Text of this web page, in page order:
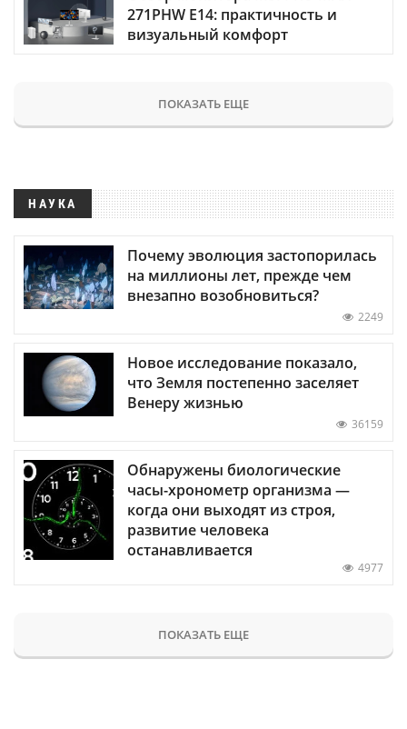
271PHW E14: практичность и
визуальный комфорт
ПОКАЗАТЬ ЕЩЕ
НАУКА
Почему эволюция застопорилась
на миллионы лет, прежде чем
внезапно возобновиться?
2249
Новое исследование показало,
что Земля постепенно заселяет
Венеру жизнью
36159
Обнаружены биологические
часы-хронометр организма —
когда они выходят из строя,
развитие человека
останавливается
4977
ПОКАЗАТЬ ЕЩЕ